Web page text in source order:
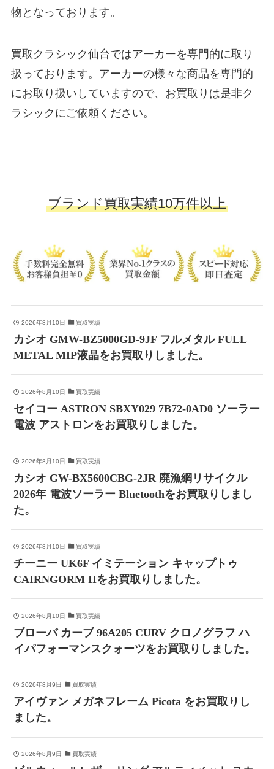
物となっております。
買取クラシック仙台ではアーカーを専門的に取り
扱っております。アーカーの様々な商品を専門的
にお取り扱いしていますので、お買取りは是非ク
ラシックにご依頼ください。
ブランド買取実績10万件以上
2026年8月10日 買取実績
カシオ GMW-BZ5000GD-9JF フルメタル FULL
METAL MIP液晶をお買取りしました。
2026年8月10日 買取実績
セイコー ASTRON SBXY029 7B72-0AD0 ソーラー
電波 アストロンをお買取りしました。
2026年8月10日 買取実績
カシオ GW-BX5600CBG-2JR 廃漁網リサイクル
2026年 電波ソーラー Bluetoothをお買取りしまし
た。
2026年8月10日 買取実績
チーニー UK6F イミテーション キャップトゥ
CAIRNGORM IIをお買取りしました。
2026年8月10日 買取実績
ブローバ カーブ 96A205 CURV クロノグラフ ハ
イパフォーマンスクォーツをお買取りしました。
2026年8月9日 買取実績
アイヴァン メガネフレーム Picota をお買取りし
ました。
2026年8月9日 買取実績